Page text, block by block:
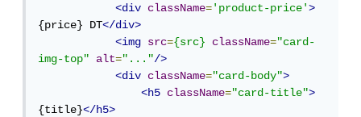
<div
className='product-price'>
{price} DT</div>
<img
src={src} className="card-
img-top"
alt="..."/>
<div
className="card-body">
<h5
className="card-title">
{title}</h5>